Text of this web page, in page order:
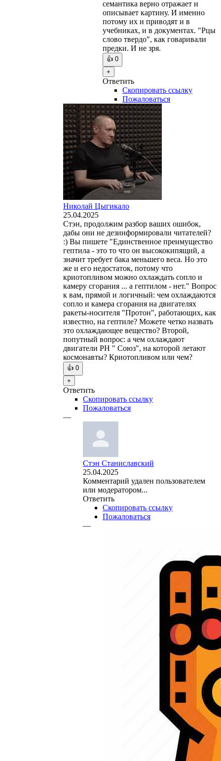
семантика верно отражает и
описывает картину. И именно
потому их и приводят и в
учебниках, и в документах. "Рцы
слово твердо", как говаривали
предки. И не зря.
👍 0
+
Ответить
Скопировать ссылку
Пожаловаться
Николай Цыгикало
25.04.2025
Стэн, продолжим разбор ваших ошибок,
дабы они не дезинформировали читателей?
:) Вы пишете "Единственное преимущество
гептила - это то что он высококипящий, а
значит требует бака меньшего веса. Но это
же и его недостаток, потому что
криотопливом можно охлаждать сопло и
камеру сгорания ... а гептилом - нет." Вопрос
к вам, прямой и логичный: чем охлаждаются
сопло и камера сгорания на двигателях
ракеты-носителя "Протон", работающих, как
известно, на гептиле? Можете четко назвать
это охлаждающее вещество? Второй,
попутный вопрос: а чем охлаждают
двигатели РН " Союз", на которой летают
космонавты? Криотопливом или чем?
👍 0
+
Ответить
Скопировать ссылку
Пожаловаться
—
Стэн Станиславский
25.04.2025
Комментарий удален пользователем
или модератором...
Ответить
Скопировать ссылку
Пожаловаться
—